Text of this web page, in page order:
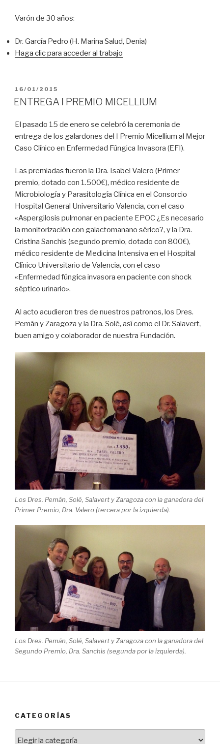
Varón de 30 años:
Dr. García Pedro (H. Marina Salud, Denia)
Haga clic para acceder al trabajo
PUBLICADO
EL
16/01/2015
ENTREGA I PREMIO MICELLIUM
El pasado 15 de enero se celebró la ceremonia de
entrega de los galardones del I Premio Micellium al Mejor
Caso Clínico en Enfermedad Fúngica Invasora (EFI).
Las premiadas fueron la Dra. Isabel Valero (Primer
premio, dotado con 1.500€), médico residente de
Microbiología y Parasitología Clínica en el Consorcio
Hospital General Universitario Valencia, con el caso
«Aspergilosis pulmonar en paciente EPOC ¿Es necesario
la monitorización con galactomanano sérico?, y la Dra.
Cristina Sanchis (segundo premio, dotado con 800€),
médico residente de Medicina Intensiva en el Hospital
Clínico Universitario de Valencia, con el caso
«Enfermedad fúngica invasora en paciente con shock
séptico urinario».
Al acto acudieron tres de nuestros patronos, los Dres.
Pemán y Zaragoza y la Dra. Solé, así como el Dr. Salavert,
buen amigo y colaborador de nuestra Fundación.
Los Dres. Pemán, Solé, Salavert y Zaragoza con la ganadora del
Primer Premio, Dra. Valero (tercera por la izquierda).
Los Dres. Pemán, Solé, Salavert y Zaragoza con la ganadora del
Segundo Premio, Dra. Sanchis (segunda por la izquierda).
CATEGORÍAS